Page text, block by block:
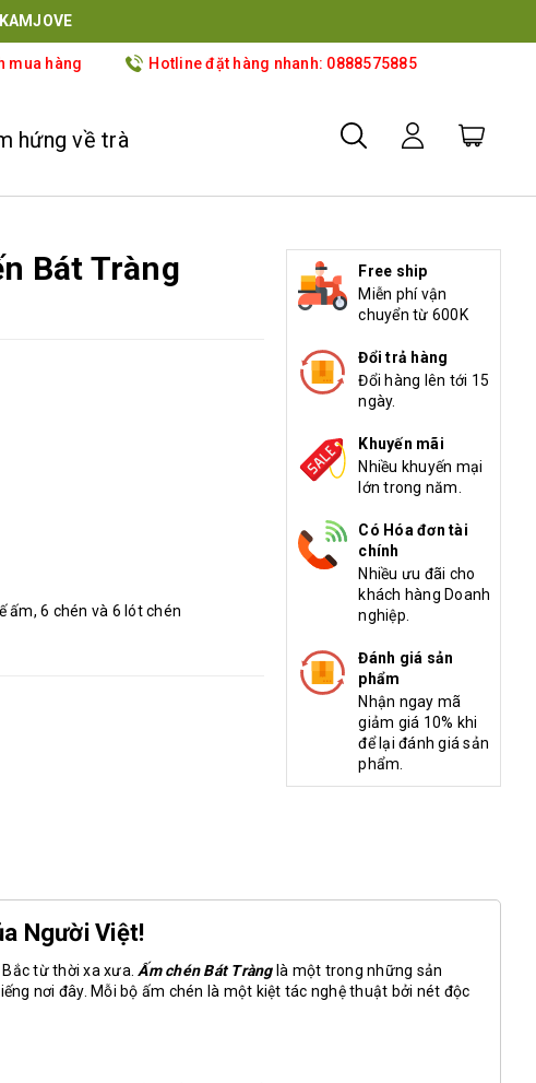
mua hàng Hotline đặt hàng nhanh: 0888575885
hứng về trà
Bát Tràng
ấm, 6 chén và 6 lót chén
Free ship
Miễn phí vận
chuyển từ 600K
Đổi trả hàng
Đổi hàng lên tới 15
ngày.
Khuyến mãi
Nhiều khuyến mại
lớn trong năm.
Có Hóa đơn tài
chính
Nhiều ưu đãi cho
khách hàng Doanh
nghiệp.
Đánh giá sản
phẩm
Nhận ngay mã
giảm giá 10% khi
để lại đánh giá sản
phẩm.
Người Việt!
từ thời xa xưa. Ấm chén Bát Trànglà một trong những sản
nơi đây. Mỗi bộ ấm chén là một kiệt tác nghệ thuật bởi nét độc